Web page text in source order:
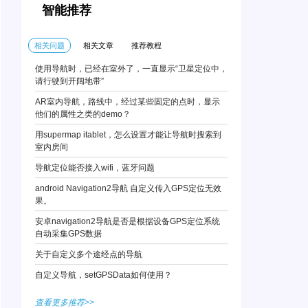
智能推荐
相关问题 相关文章 推荐教程
使用导航时，已经在室外了，一直显示“卫星定位中，
请行驶到开阔地带”
AR室内导航，路线中，经过某些固定的点时，显示
他们的属性之类的demo？
用supermap itablet，怎么设置才能让导航时搜索到
室内房间
导航定位能否接入wifi，蓝牙问题
android Navigation2导航 自定义传入GPS定位无效
果。
安卓navigation2导航是否是根据设备GPS定位系统
自动采集GPS数据
关于自定义多个途经点的导航
自定义导航，setGPSData如何使用？
查看更多推荐>>